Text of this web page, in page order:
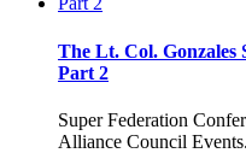
The Lt. Col. Gonzales
Part 2
Super Federation
Alliance Council Events.